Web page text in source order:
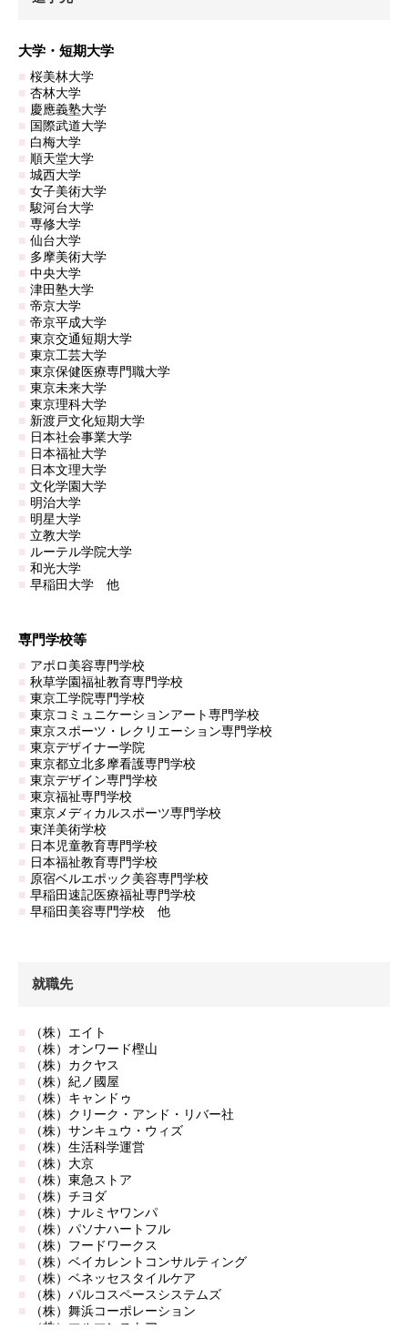
大学・短期大学
桜美林大学
杏林大学
慶應義塾大学
国際武道大学
白梅大学
順天堂大学
城西大学
女子美術大学
駿河台大学
専修大学
仙台大学
多摩美術大学
中央大学
津田塾大学
帝京大学
帝京平成大学
東京交通短期大学
東京工芸大学
東京保健医療専門職大学
東京未来大学
東京理科大学
新渡戸文化短期大学
日本社会事業大学
日本福祉大学
日本文理大学
文化学園大学
明治大学
明星大学
立教大学
ルーテル学院大学
和光大学
早稲田大学 他
専門学校等
アポロ美容専門学校
秋草学園福祉教育専門学校
東京工学院専門学校
東京コミュニケーションアート専門学校
東京スポーツ・レクリエーション専門学校
東京デザイナー学院
東京都立北多摩看護専門学校
東京デザイン専門学校
東京福祉専門学校
東京メディカルスポーツ専門学校
東洋美術学校
日本児童教育専門学校
日本福祉教育専門学校
原宿ベルエポック美容専門学校
早稲田速記医療福祉専門学校
早稲田美容専門学校 他
就職先
（株）エイト
（株）オンワード樫山
（株）カクヤス
（株）紀ノ國屋
（株）キャンドゥ
（株）クリーク・アンド・リバー社
（株）サンキュウ・ウィズ
（株）生活科学運営
（株）大京
（株）東急ストア
（株）チヨダ
（株）ナルミヤワンパ
（株）パソナハートフル
（株）フードワークス
（株）ベイカレントコンサルティング
（株）ベネッセスタイルケア
（株）パルコスペースシステムズ
（株）舞浜コーポレーション
（株）マルマンストア